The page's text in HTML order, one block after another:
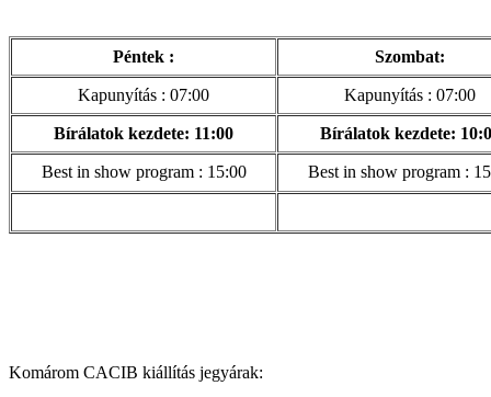
Péntek : Szombat:
Kapunyítás : 07:00 Kapunyítás : 07:00
Bírálatok kezdete: 11:00 Bírálatok kezdete:
Best in show program : 15:00 Best in show program :
Komárom CACIB kiállítás jegyárak: